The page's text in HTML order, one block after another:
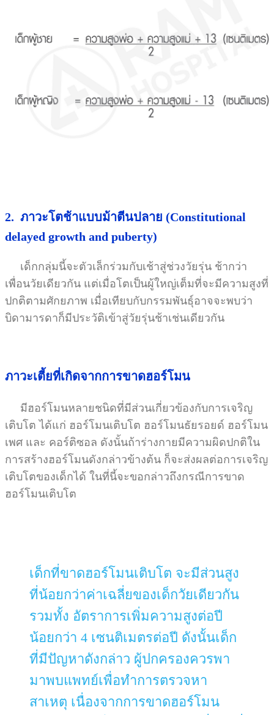
2. ภาวะโตช้าแบบม้าตีนปลาย (Constitutional
delayed growth and puberty)
เด็กกลุ่มนี้จะตัวเล็กร่วมกับเช้าสู่ช่วงวัยรุ่น ช้ากว่า
เพื่อนวัยเดียวกัน แต่เมื่อโตเป็นผู้ใหญ่เต็มที่จะมีความสูงที่
ปกติตามศักยภาพ เมื่อเทียบกับกรรมพันธุ์อาจจะพบว่า
บิดามารดาก็มีประวัติเข้าสู่วัยรุ่นช้าเช่นเดียวกัน
ภาวะเตี้ยที่เกิดจากการขาดฮอร์โมน
มีฮอร์โมนหลายชนิดที่มีส่วนเกี่ยวข้องกับการเจริญ
เติบโต ได้แก่ ฮอร์โมนเติบโต ฮอร์โมนธัยรอยด์ ฮอร์โมน
เพศ และ คอร์ติซอล ดังนั้นถ้าร่างกายมีความผิดปกติใน
การสร้างฮอร์โมนดังกล่าวข้างต้น ก็จะส่งผลต่อการเจริญ
เติบโตของเด็กได้ ในที่นี้จะขอกล่าวถึงกรณีการขาด
ฮอร์โมนเติบโต
เด็กที่ขาดฮอร์โมนเติบโต จะมีส่วนสูง
ที่น้อยกว่าค่าเฉลี่ยของเด็กวัยเดียวกัน
รวมทั้ง อัตราการเพิ่มความสูงต่อปี
น้อยกว่า 4 เซนติเมตรต่อปี ดังนั้นเด็ก
ที่มีปัญหาดังกล่าว ผู้ปกครองควรพา
มาพบแพทย์เพื่อทำการตรวจหา
สาเหตุ เนื่องจากการขาดฮอร์โมน